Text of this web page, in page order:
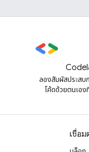
ลองสัมผัสประสบ
โค้ดด้วยตนเอง
เชื่อม